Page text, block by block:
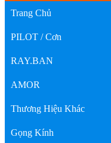
Trang Chủ
PILOT / Cơn
RAY.BAN
AMOR
Thương Hiệu Khác
Gọng Kính